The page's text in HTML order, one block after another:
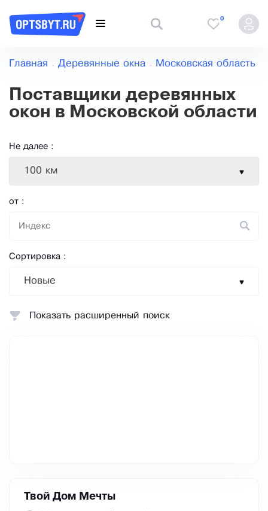
0
Главная Деревянные окна Московская область
Поставщики деревянных
окон в Московской области
Не далее :
100 км
от :
Сортировка :
Новые
Твой Дом Мечты
Показать расширенный поиск